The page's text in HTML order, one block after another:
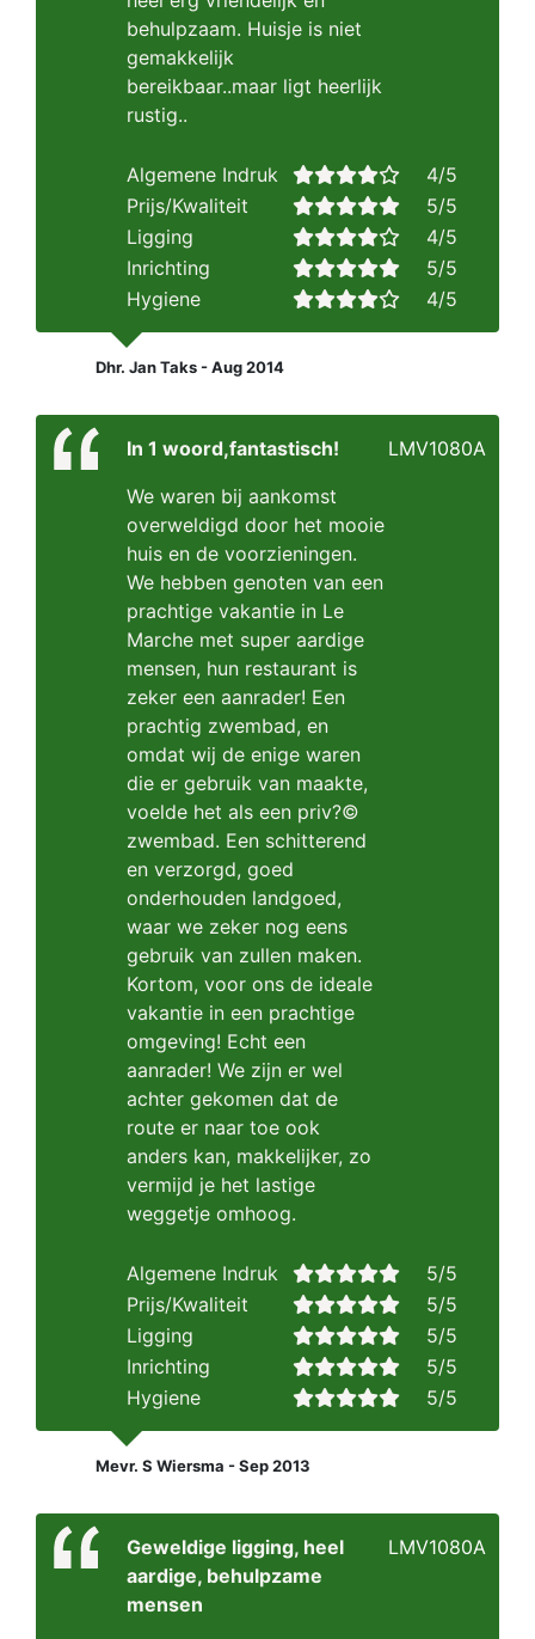
behulpzaam. Huisje is niet
gemakkelijk
bereikbaar..maar ligt heerlijk
rustig..
Algemene Indruk
4/5
Prijs/Kwaliteit
5/5
Ligging
4/5
Inrichting
5/5
Hygiene
4/5
Dhr. Jan Taks - Aug 2014
In 1 woord,fantastisch!
We waren bij aankomst
overweldigd door het mooie
huis en de voorzieningen.
We hebben genoten van een
prachtige vakantie in Le
Marche met super aardige
mensen, hun restaurant is
zeker een aanrader! Een
prachtig zwembad, en
omdat wij de enige waren
die er gebruik van maakte,
voelde het als een priv?©
zwembad. Een schitterend
en verzorgd, goed
onderhouden landgoed,
waar we zeker nog eens
gebruik van zullen maken.
Kortom, voor ons de ideale
vakantie in een prachtige
omgeving! Echt een
aanrader! We zijn er wel
achter gekomen dat de
route er naar toe ook
anders kan, makkelijker, zo
vermijd je het lastige
weggetje omhoog.
LMV1080A
Algemene Indruk
5/5
Prijs/Kwaliteit
5/5
Ligging
5/5
Inrichting
5/5
Hygiene
5/5
Mevr. S Wiersma - Sep 2013
Geweldige ligging, heel
aardige, behulpzame
mensen
LMV1080A